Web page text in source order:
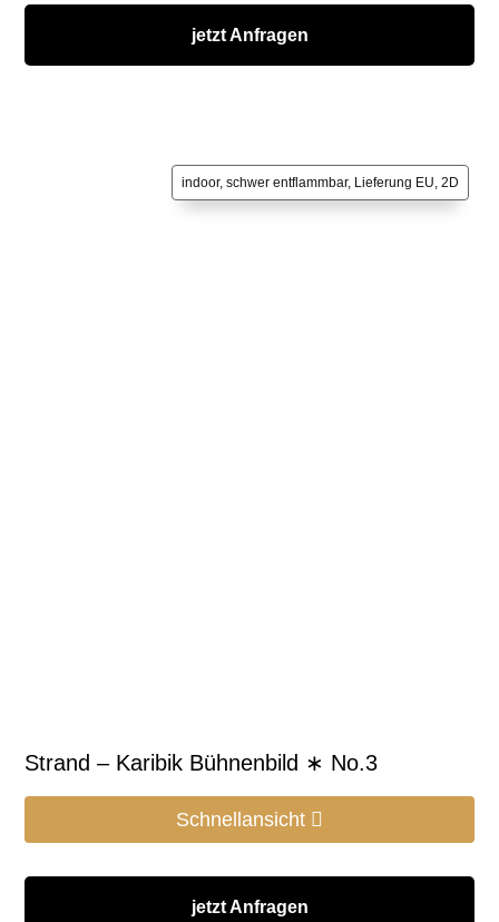
jetzt Anfragen
indoor, schwer entflammbar, Lieferung EU, 2D
Strand – Karibik Bühnenbild ∗ No.3
Schnellansicht
jetzt Anfragen